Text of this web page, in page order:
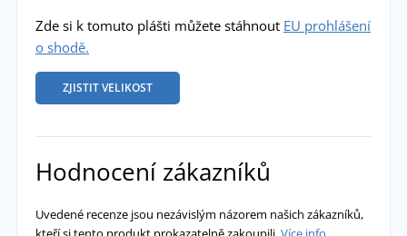
Zde si k tomuto plášti můžete stáhnout EU prohlášení
o shodě.
ZJISTIT VELIKOST
Hodnocení zákazníků
Uvedené recenze jsou nezávislým názorem našich zákazníků,